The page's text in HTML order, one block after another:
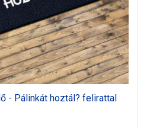
- Pálinkát hoztál? felirattal